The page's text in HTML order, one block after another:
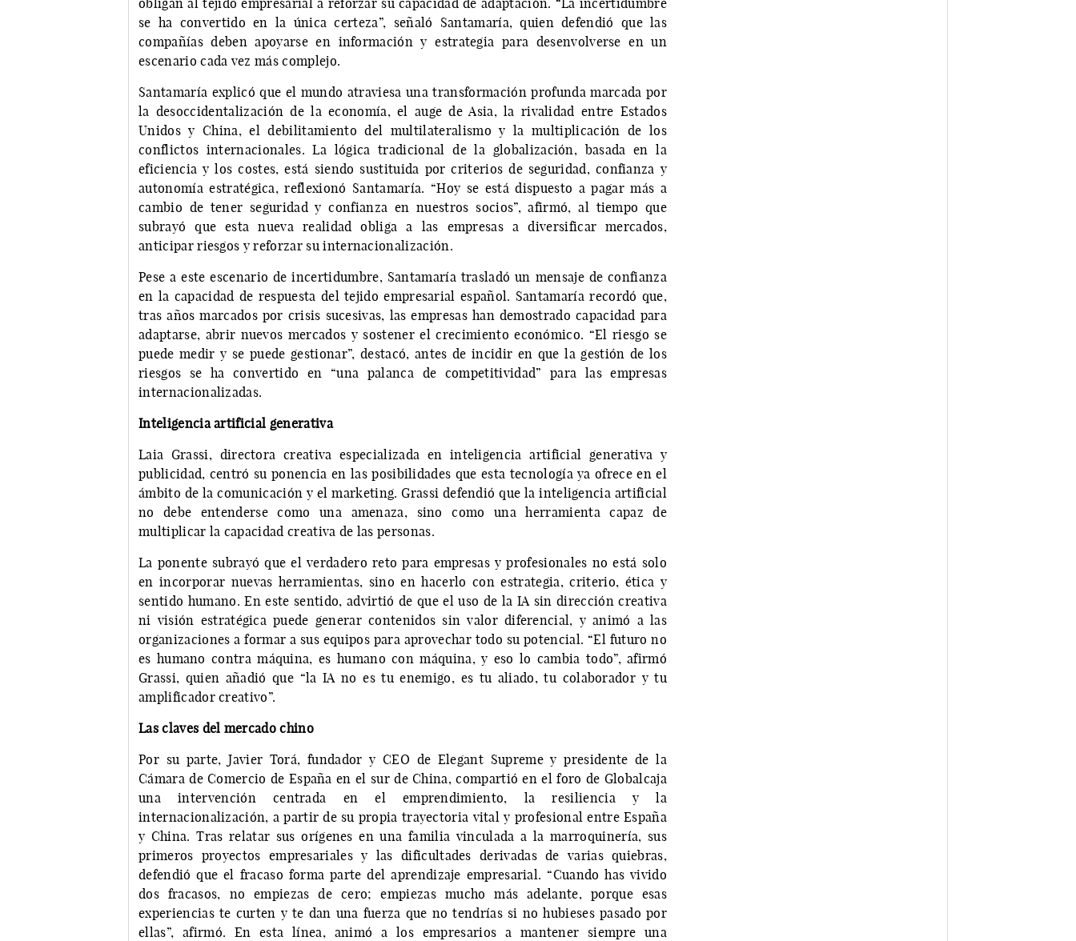
obligan al tejido empresarial a reforzar su capacidad de adaptación. “La incertidumbre
se ha convertido en la única certeza”, señaló Santamaría, quien defendió que las
compañías deben apoyarse en información y estrategia para desenvolverse en un
escenario cada vez más complejo.
Santamaría explicó que el mundo atraviesa una transformación profunda marcada por
la desoccidentalización de la economía, el auge de Asia, la rivalidad entre Estados
Unidos y China, el debilitamiento del multilateralismo y la multiplicación de los
conflictos internacionales. La lógica tradicional de la globalización, basada en la
eficiencia y los costes, está siendo sustituida por criterios de seguridad, confianza y
autonomía estratégica, reflexionó Santamaría. “Hoy se está dispuesto a pagar más a
cambio de tener seguridad y confianza en nuestros socios”, afirmó, al tiempo que
subrayó que esta nueva realidad obliga a las empresas a diversificar mercados,
anticipar riesgos y reforzar su internacionalización.
Pese a este escenario de incertidumbre, Santamaría trasladó un mensaje de confianza
en la capacidad de respuesta del tejido empresarial español. Santamaría recordó que,
tras años marcados por crisis sucesivas, las empresas han demostrado capacidad para
adaptarse, abrir nuevos mercados y sostener el crecimiento económico. “El riesgo se
puede medir y se puede gestionar”, destacó, antes de incidir en que la gestión de los
riesgos se ha convertido en “una palanca de competitividad” para las empresas
internacionalizadas.
Inteligencia artificial generativa
Laia Grassi, directora creativa especializada en inteligencia artificial generativa y
publicidad, centró su ponencia en las posibilidades que esta tecnología ya ofrece en el
ámbito de la comunicación y el marketing. Grassi defendió que la inteligencia artificial
no debe entenderse como una amenaza, sino como una herramienta capaz de
multiplicar la capacidad creativa de las personas.
La ponente subrayó que el verdadero reto para empresas y profesionales no está solo
en incorporar nuevas herramientas, sino en hacerlo con estrategia, criterio, ética y
sentido humano. En este sentido, advirtió de que el uso de la IA sin dirección creativa
ni visión estratégica puede generar contenidos sin valor diferencial, y animó a las
organizaciones a formar a sus equipos para aprovechar todo su potencial. “El futuro no
es humano contra máquina, es humano con máquina, y eso lo cambia todo”, afirmó
Grassi, quien añadió que “la IA no es tu enemigo, es tu aliado, tu colaborador y tu
amplificador creativo”.
Las claves del mercado chino
Por su parte, Javier Torá, fundador y CEO de Elegant Supreme y presidente de la
Cámara de Comercio de España en el sur de China, compartió en el foro de Globalcaja
una intervención centrada en el emprendimiento, la resiliencia y la
internacionalización, a partir de su propia trayectoria vital y profesional entre España
y China. Tras relatar sus orígenes en una familia vinculada a la marroquinería, sus
primeros proyectos empresariales y las dificultades derivadas de varias quiebras,
defendió que el fracaso forma parte del aprendizaje empresarial. “Cuando has vivido
dos fracasos, no empiezas de cero; empiezas mucho más adelante, porque esas
experiencias te curten y te dan una fuerza que no tendrías si no hubieses pasado por
ellas”, afirmó. En esta línea, animó a los empresarios a mantener siempre una